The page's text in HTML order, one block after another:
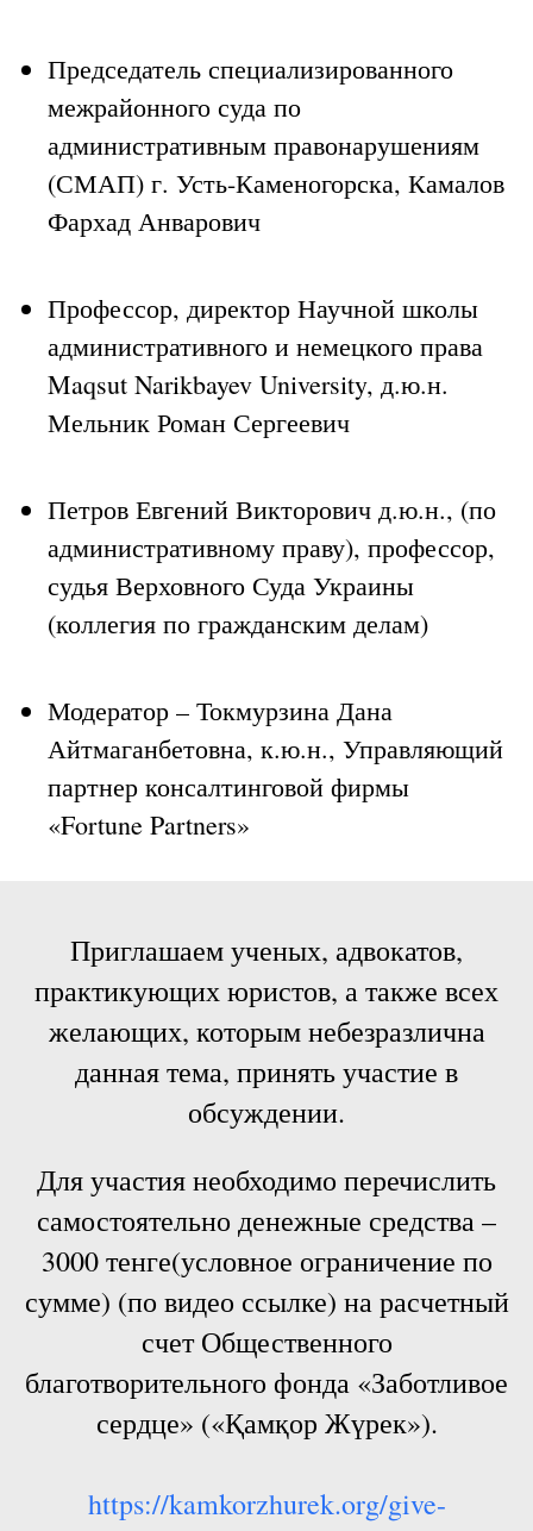
Председатель специализированного
межрайонного суда по
административным правонарушениям
(СМАП) г. Усть-Каменогорска, Камалов
Фархад Анварович
Профессор, директор Научной школы
административного и немецкого права
Maqsut Narikbayev University, д.ю.н.
Мельник Роман Сергеевич
Петров Евгений Викторович д.ю.н., (по
административному праву), профессор,
судья Верховного Суда Украины
(коллегия по гражданским делам)
Модератор – Токмурзина Дана
Айтмаганбетовна, к.ю.н., Управляющий
партнер консалтинговой фирмы
«Fortune Partners»
Приглашаем ученых, адвокатов,
практикующих юристов, а также всех
желающих, которым небезразлична
данная тема, принять участие в
обсуждении.
Для участия необходимо перечислить
самостоятельно денежные средства –
3000 тенге(условное ограничение по
сумме) (по видео ссылке) на расчетный
счет Общественного
благотворительного фонда «Заботливое
сердце» («Қамқор Жүрек»).
https://kamkorzhurek.org/give-